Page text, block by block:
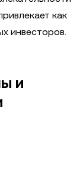
как
инвесторов.
и